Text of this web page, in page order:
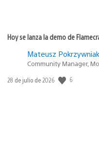
Hoy se lanza la demo de
Mateusz Pokrzywniak
Community Manager,
Fecha
28 de julio de 2026 6